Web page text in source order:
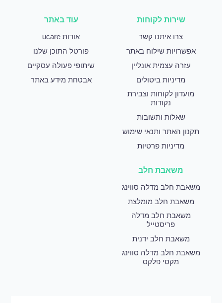
שירות לקוחות
צרו איתנו קשר
אפשרויות שילוח באתר
עזרה עצמית אונליין
מדיניות ביטולים
מועדון לקוחות וצבירת
נקודות
שאלות ותשובות
תקנון האתר ותנאי שימוש
מדיניות פרטיות
עוד באתר
אודות ucare
פורטל התוכן שלנו
שיתופי פעולה עסקיים
אבטחת מידע באתר
משאבת חלב
משאבת חלב מדלה סווינג
משאבת חלב מומלצת
משאבת חלב מדלה
פריסטייל
משאבת חלב ידנית
משאבת חלב מדלה סווינג
מקסי פלקס